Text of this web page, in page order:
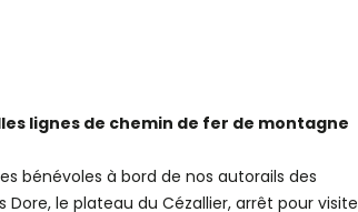
lignes de chemin de fer de montagne
bénévoles à bord de nos autorails des
le plateau du Cézallier, arrêt pour visite